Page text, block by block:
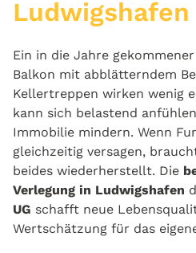
Ludwigshafen
Ein in die Jahre
Balkon mit abblätterndem
Kellertreppen wirken wenig
kann sich belastend
Immobilie mindern. Wenn
gleichzeitig versagen,
beides wiederherstellt. Die
Verlegung in Ludwigshafen
UG schafft neue
Wertschätzung für das